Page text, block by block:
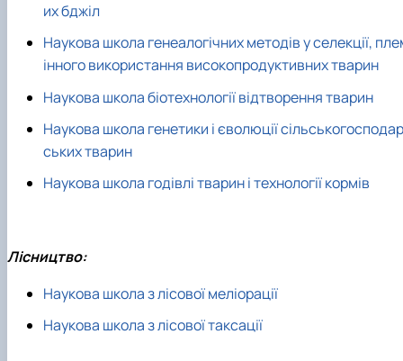
их бджіл
Наукова школа генеалогічних методів у селекції,
інного використання високопродуктивних тварин
Наукова школа біотехнології відтворення тварин
Наукова школа генетики і єволюції сільськогосподар
ських тварин
Наукова школа годівлі тварин і технології кормів
Лісництво:
Наукова школа з лісової меліорації
Наукова школа з лісової таксації